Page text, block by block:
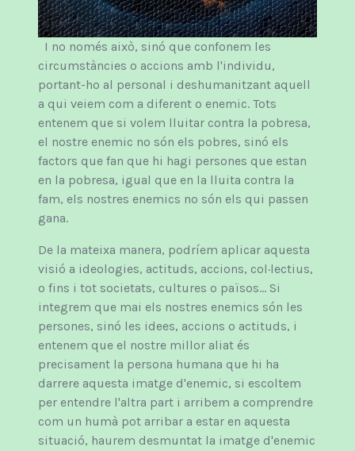
I no només això, sinó que confonem les
circumstàncies o accions amb l'individu,
portant-ho al personal i deshumanitzant aquell
a qui veiem com a diferent o enemic. Tots
entenem que si volem lluitar contra la pobresa,
el nostre enemic no són els pobres, sinó els
factors que fan que hi hagi persones que estan
en la pobresa, igual que en la lluita contra la
fam, els nostres enemics no són els qui passen
gana.
De la mateixa manera, podríem aplicar aquesta
visió a ideologies, actituds, accions, col·lectius,
o fins i tot societats, cultures o països… Si
integrem que mai els nostres enemics són les
persones, sinó les idees, accions o actituds, i
entenem que el nostre millor aliat és
precisament la persona humana que hi ha
darrere aquesta imatge d'enemic, si escoltem
per entendre l'altra part i arribem a comprendre
com un humà pot arribar a estar en aquesta
situació, haurem desmuntat la imatge d'enemic